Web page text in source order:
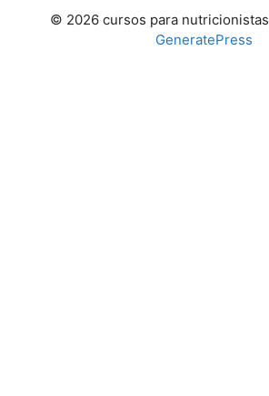
© 2026 cursos para nutricionistas
GeneratePress